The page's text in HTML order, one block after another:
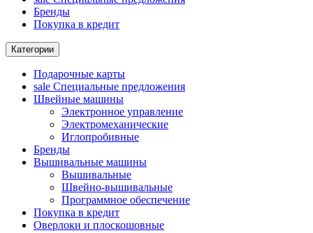
Бренды
Покупка в кредит
Категории
Подарочные карты
sale Специальные предложения
Швейные машины
Электронное управление
Электромеханические
Иглопробивные
Бренды
Вышивальные машины
Вышивальные
Швейно-вышивальные
Программное обеспечение
Покупка в кредит
Оверлоки и плоскошовные